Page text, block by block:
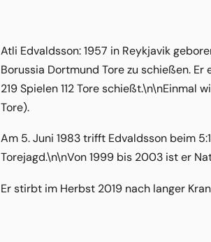
Atli Edvaldsson: 1957 in Reykjavik
Borussia Dortmund Tore zu schießen.
219 Spielen 112 Tore schießt.\n\nEinmal
Tore).
Am 5. Juni 1983 trifft Edvaldsson beim
Torejagd.\n\nVon 1999 bis 2003 ist er
Er stirbt im Herbst 2019 nach langer